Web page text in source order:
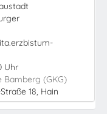
Uhr
Bamberg (GKG)
18, Hain